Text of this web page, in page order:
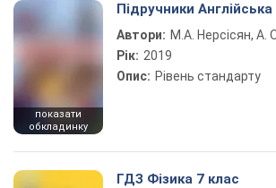
показати
обкладинку
Підручники
Автори: М.А. Нерсісян, А.
Рік: 2019
Опис: Рівень стандарту
ГДЗ Фізика 7 клас